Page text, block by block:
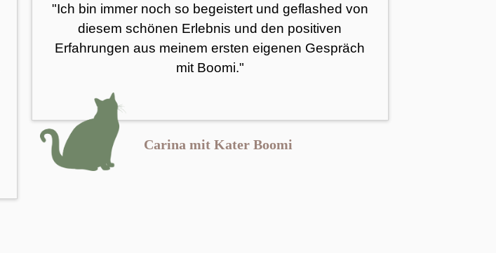
"Ich bin immer noch so begeistert und geflashed von
diesem schönen Erlebnis und den positiven
Erfahrungen aus meinem ersten eigenen Gespräch
mit Boomi."
Carina mit Kater Boomi